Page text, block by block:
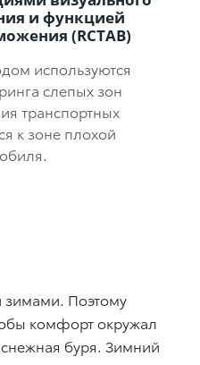
и функцией
(RCTAB)
используются
слепых зон
транспортных
к зоне плохой
зимами. Поэтому
комфорт окружал
буря. Зимний